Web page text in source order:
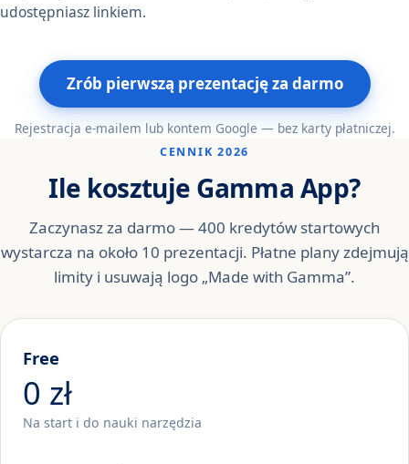
udostępniasz linkiem.
Zrób pierwszą prezentację za darmo
Rejestracja e-mailem lub kontem Google — bez karty płatniczej.
CENNIK 2026
Ile kosztuje Gamma App?
Zaczynasz za darmo — 400 kredytów startowych
wystarcza na około 10 prezentacji. Płatne plany zdejmują
limity i usuwają logo „Made with Gamma”.
Free
0 zł
Na start i do nauki narzędzia